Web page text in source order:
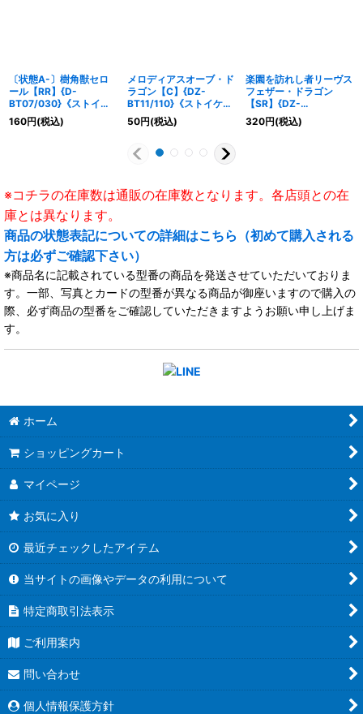
〔状態A-〕樹角獣セロ
ール【RR】{D-
BT07/030}《ストイケ
イア》
160円(税込)
メロディアスオーブ・ド
ラゴン【C】{DZ-
BT11/110}《ストイケイ
ア》
50円(税込)
楽園を訪れし者リーヴス
フェザー・ドラゴン
【SR】{DZ-
BT10/SR31}《ストイケ
イア》
320円(税込)
※コチラの在庫数は通販の在庫数となります。各店頭との在
庫とは異なります。
商品の状態表記についての詳細はこちら（初めて購入される
方は必ずご確認下さい）
※商品名に記載されている型番の商品を発送させていただいておりま
す。一部、写真とカードの型番が異なる商品が御座いますので購入の
際、必ず商品の型番をご確認していただきますようお願い申し上げま
す。
ホーム
ショッピングカート
マイページ
お気に入り
最近チェックしたアイテム
当サイトの画像やデータの利用について
特定商取引法表示
ご利用案内
問い合わせ
個人情報保護方針